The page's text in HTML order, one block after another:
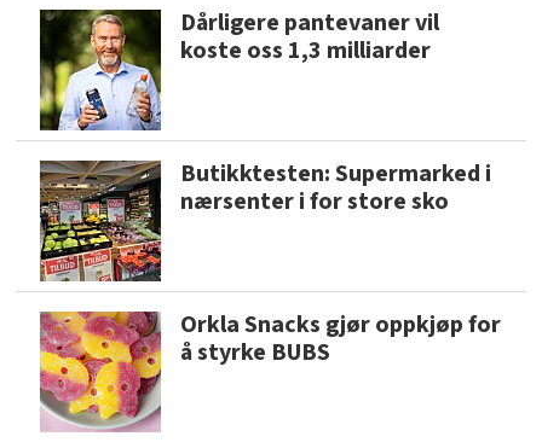
Dårligere pantevaner vil
koste oss 1,3 milliarder
Butikktesten: Supermarked i
nærsenter i for store sko
Orkla Snacks gjør oppkjøp for
å styrke BUBS